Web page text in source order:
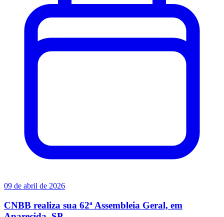
09 de abril de 2026
CNBB realiza sua 62ª Assembleia Geral, em